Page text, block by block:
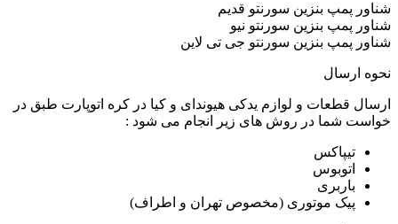
شناور پمپ بنزین سورنتو قدیم
شناور پمپ بنزین سورنتو نیو
شناور پمپ بنزین سورنتو جی تی لاین
نحوه ارسال
ارسال قطعات و لوازم یدکی هیوندای و کیا در کره اتوپارت طبق در
خواست شما در روش های زیر انجام می شود :
تیپاکس
اتوبوس
باربری
پیک موتوری (مخصوص تهران و اطراف)